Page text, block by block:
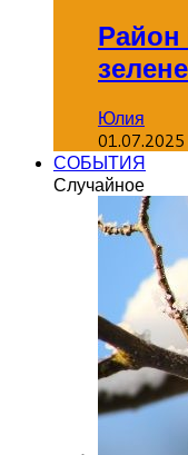
Район
Юлия
01.07.2025
СОБЫТИЯ
Случайное